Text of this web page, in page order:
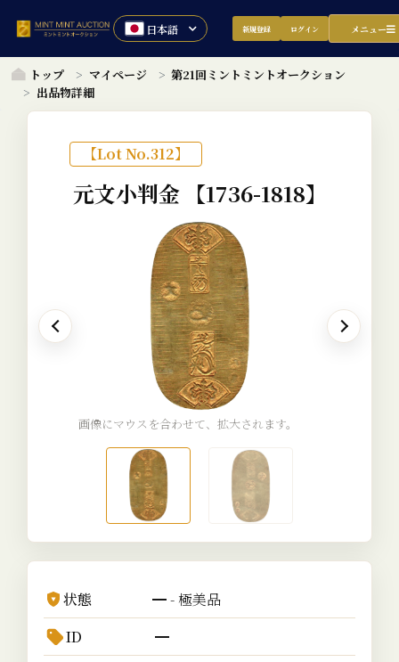
新規登録 ログイン メニュー
トップ マイページ
第21回ミントミントオークション
出品物詳細
【Lot No.312】
元文小判金 【1736-1818】
画像にマウスを合わせて、拡大されます。
状態
━ - 極美品
ID
━